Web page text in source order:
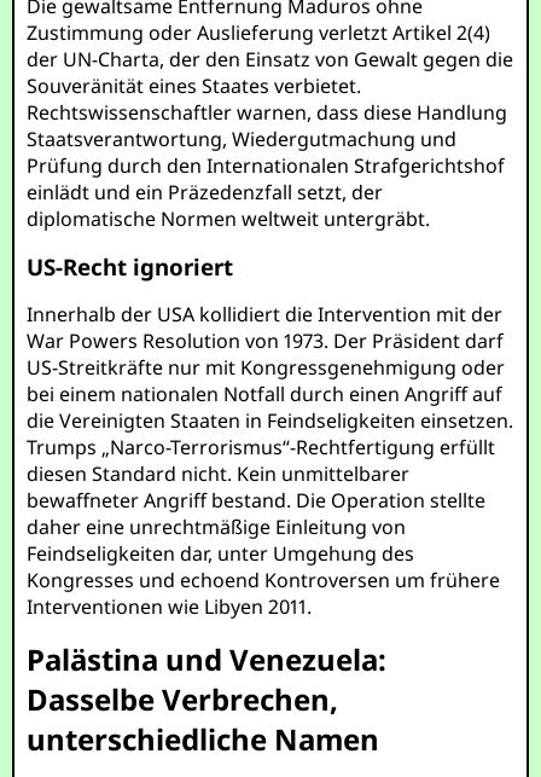
Die gewaltsame Entfernung Maduros ohne
Zustimmung oder Auslieferung verletzt Artikel 2(4)
der UN-Charta, der den Einsatz von Gewalt gegen die
Souveränität eines Staates verbietet.
Rechtswissenschaftler warnen, dass diese Handlung
Staatsverantwortung, Wiedergutmachung und
Prüfung durch den Internationalen Strafgerichtshof
einlädt und ein Präzedenzfall setzt, der
diplomatische Normen weltweit untergräbt.
US-Recht ignoriert
Innerhalb der USA kollidiert die Intervention mit der
War Powers Resolution von 1973. Der Präsident darf
US-Streitkräfte nur mit Kongressgenehmigung oder
bei einem nationalen Notfall durch einen Angriff auf
die Vereinigten Staaten in Feindseligkeiten einsetzen.
Trumps „Narco-Terrorismus“-Rechtfertigung erfüllt
diesen Standard nicht. Kein unmittelbarer
bewaffneter Angriff bestand. Die Operation stellte
daher eine unrechtmäßige Einleitung von
Feindseligkeiten dar, unter Umgehung des
Kongresses und echoend Kontroversen um frühere
Interventionen wie Libyen 2011.
Palästina und Venezuela:
Dasselbe Verbrechen,
unterschiedliche Namen